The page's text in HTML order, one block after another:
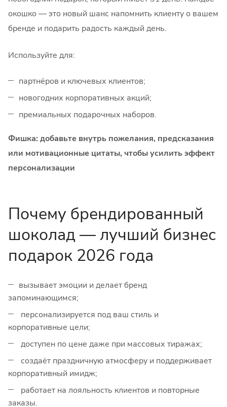
окошко — это новый шанс напомнить клиенту о вашем
бренде и подарить радость каждый день.
Используйте для:
партнёров и ключевых клиентов;
новогодних корпоративных акций;
премиальных подарочных наборов.
Фишка: добавьте внутрь пожелания, предсказания
или мотивационные цитаты, чтобы усилить эффект
персонализации
Почему брендированный
шоколад — лучший бизнес
подарок 2026 года
вызывает эмоции и делает бренд
запоминающимся;
персонализируется под ваш стиль и
корпоративные цели;
доступен по цене даже при массовых тиражах;
создаёт праздничную атмосферу и поддерживает
корпоративный имидж;
работает на лояльность клиентов и повторные
заказы.